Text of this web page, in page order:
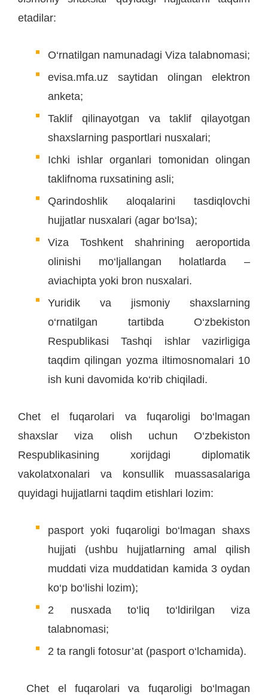
etadilar:
O‘rnatilgan namunadagi Viza talabnomasi;
evisa.mfa.uz saytidan olingan elektron
anketa;
Taklif qilinayotgan va taklif qilayotgan
shaxslarning pasportlari nusxalari;
Ichki ishlar organlari tomonidan olingan
taklifnoma ruxsatining asli;
Qarindoshlik aloqalarini tasdiqlovchi
hujjatlar nusxalari (agar bo‘lsa);
Viza Toshkent shahrining aeroportida
olinishi mo‘ljallangan holatlarda –
aviachipta yoki bron nusxalari.
Yuridik va jismoniy shaxslarning
o‘rnatilgan tartibda O‘zbekiston
Respublikasi Tashqi ishlar vazirligiga
taqdim qilingan yozma iltimosnomalari 10
ish kuni davomida ko‘rib chiqiladi.
Chet el fuqarolari va fuqaroligi bo‘lmagan
shaxslar viza olish uchun O‘zbekiston
Respublikasining xorijdagi diplomatik
vakolatxonalari va konsullik muassasalariga
quyidagi hujjatlarni taqdim etishlari lozim:
pasport yoki fuqaroligi bo‘lmagan shaxs
hujjati (ushbu hujjatlarning amal qilish
muddati viza muddatidan kamida 3 oydan
ko‘p bo‘lishi lozim);
2 nusxada to‘liq to‘ldirilgan viza
talabnomasi;
2 ta rangli fotosur’at (pasport o‘lchamida).
Chet el fuqarolari va fuqaroligi bo‘lmagan